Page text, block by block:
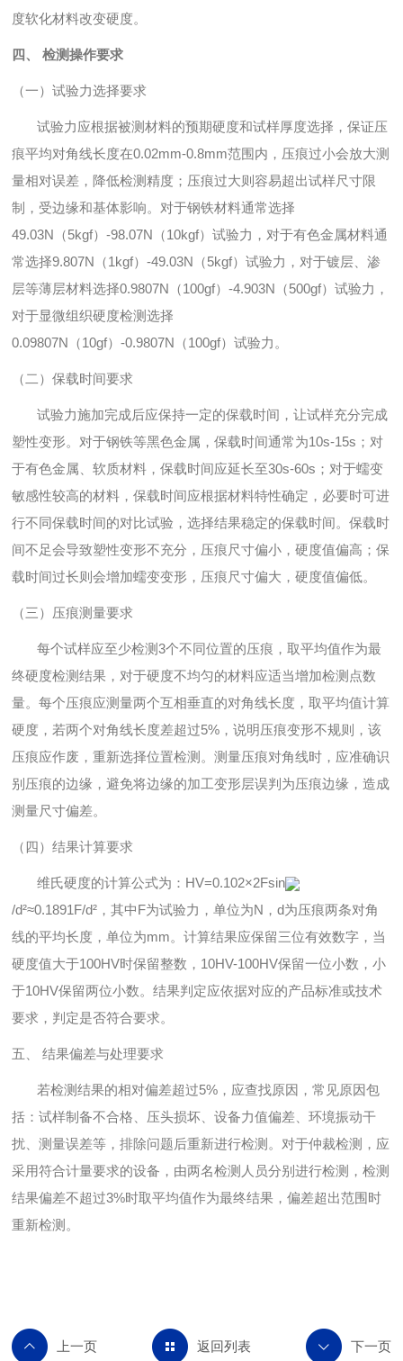
度软化材料改变硬度。
四、 检测操作要求
（一）试验力选择要求
试验力应根据被测材料的预期硬度和试样厚度选择，保证压
痕平均对角线长度在0.02mm-0.8mm范围内，压痕过小会放大测
量相对误差，降低检测精度；压痕过大则容易超出试样尺寸限
制，受边缘和基体影响。对于钢铁材料通常选择
49.03N（5kgf）-98.07N（10kgf）试验力，对于有色金属材料通
常选择9.807N（1kgf）-49.03N（5kgf）试验力，对于镀层、渗
层等薄层材料选择0.9807N（100gf）-4.903N（500gf）试验力，
对于显微组织硬度检测选择
0.09807N（10gf）-0.9807N（100gf）试验力。
（二）保载时间要求
试验力施加完成后应保持一定的保载时间，让试样充分完成
塑性变形。对于钢铁等黑色金属，保载时间通常为10s-15s；对
于有色金属、软质材料，保载时间应延长至30s-60s；对于蠕变
敏感性较高的材料，保载时间应根据材料特性确定，必要时可进
行不同保载时间的对比试验，选择结果稳定的保载时间。保载时
间不足会导致塑性变形不充分，压痕尺寸偏小，硬度值偏高；保
载时间过长则会增加蠕变变形，压痕尺寸偏大，硬度值偏低。
（三）压痕测量要求
每个试样应至少检测3个不同位置的压痕，取平均值作为最
终硬度检测结果，对于硬度不均匀的材料应适当增加检测点数
量。每个压痕应测量两个互相垂直的对角线长度，取平均值计算
硬度，若两个对角线长度差超过5%，说明压痕变形不规则，该
压痕应作废，重新选择位置检测。测量压痕对角线时，应准确识
别压痕的边缘，避免将边缘的加工变形层误判为压痕边缘，造成
测量尺寸偏差。
（四）结果计算要求
维氏硬度的计算公式为：HV=0.102×2Fsin
/d²≈0.1891F/d²，其中F为试验力，单位为N，d为压痕两条对角
线的平均长度，单位为mm。计算结果应保留三位有效数字，当
硬度值大于100HV时保留整数，10HV-100HV保留一位小数，小
于10HV保留两位小数。结果判定应依据对应的产品标准或技术
要求，判定是否符合要求。
五、 结果偏差与处理要求
若检测结果的相对偏差超过5%，应查找原因，常见原因包
括：试样制备不合格、压头损坏、设备力值偏差、环境振动干
扰、测量误差等，排除问题后重新进行检测。对于仲裁检测，应
采用符合计量要求的设备，由两名检测人员分别进行检测，检测
结果偏差不超过3%时取平均值作为最终结果，偏差超出范围时
重新检测。
返回列表